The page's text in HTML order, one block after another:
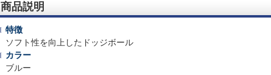
商品説明
特徴
ソフト性を向上したドッジボール
カラー
ブルー